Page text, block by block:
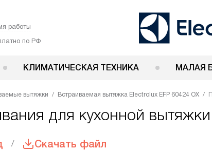
работы
по РФ
КЛИМАТИЧЕСКАЯ ТЕХНИКА МАЛАЯ
вытяжки Встраиваемая вытяжка Electrolux EFP 60424 OX
для кухонной
Скачать файл